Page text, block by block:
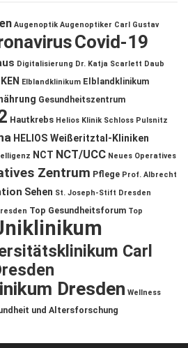
Augenoptik Augenoptiker Carl Gustav
Covid-19
Digitalisierung Dr. Katja Scarlett Daub
Elblandklinikum Elblandklinikum
Gesundheitszentrum
Hautkrebs Helios Klinik Schloss Pulsnitz
HELIOS Weißeritztal-Kliniken
NCT NCT/UCC Neues Operatives
Zentrum Pflege Prof. Albrecht
Sehen St. Joseph-Stift Dresden
Top Gesundheitsforum Top
Carl
Dresden Wellness
und Altersforschung